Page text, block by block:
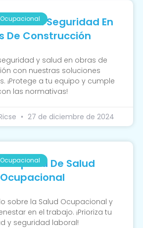
De La Seguridad En
De Construcción
y salud en obras de
con nuestras soluciones
¡Protege a tu equipo y cumple
las normativas!
27 de diciembre de 2024
De Salud
Ocupacional
sobre la Salud Ocupacional y
en el trabajo. ¡Prioriza tu
y seguridad laboral!